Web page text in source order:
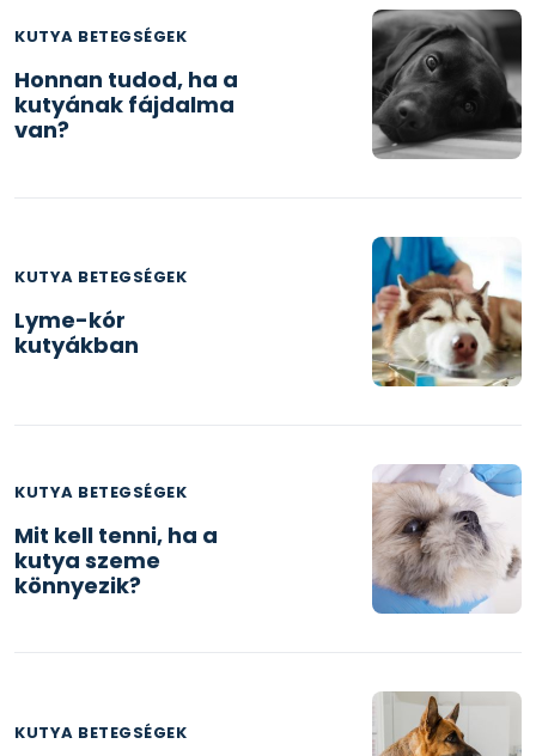
KUTYA BETEGSÉGEK
Honnan tudod, ha a
kutyának fájdalma
van?
KUTYA BETEGSÉGEK
Lyme-kór
kutyákban
KUTYA BETEGSÉGEK
Mit kell tenni, ha a
kutya szeme
könnyezik?
KUTYA BETEGSÉGEK